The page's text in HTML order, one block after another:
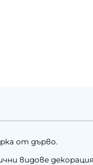
от дърво.
видове